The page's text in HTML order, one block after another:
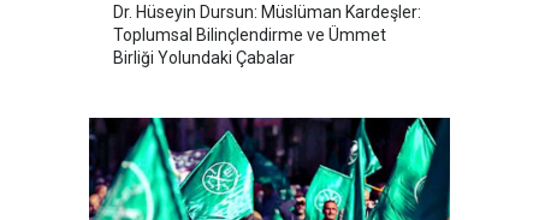
Dr. Hüseyin Dursun: Müslüman Kardeşler:
Toplumsal Bilinçlendirme ve Ümmet
Birliği Yolundaki Çabalar